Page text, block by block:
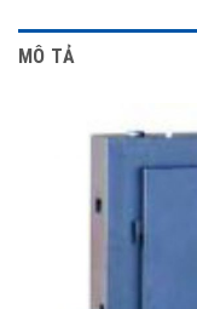
MÔ TẢ